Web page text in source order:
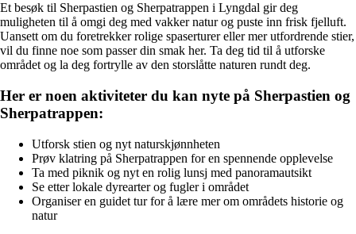
Et besøk til Sherpastien og Sherpatrappen i Lyngdal gir deg
muligheten til å omgi deg med vakker natur og puste inn frisk fjelluft.
Uansett om du foretrekker rolige spaserturer eller mer utfordrende stier,
vil du finne noe som passer din smak her. Ta deg tid til å utforske
området og la deg fortrylle av den storslåtte naturen rundt deg.
Her er noen aktiviteter du kan nyte på Sherpastien og
Sherpatrappen:
Utforsk stien og nyt naturskjønnheten
Prøv klatring på Sherpatrappen for en spennende opplevelse
Ta med piknik og nyt en rolig lunsj med panoramautsikt
Se etter lokale dyrearter og fugler i området
Organiser en guidet tur for å lære mer om områdets historie og
natur